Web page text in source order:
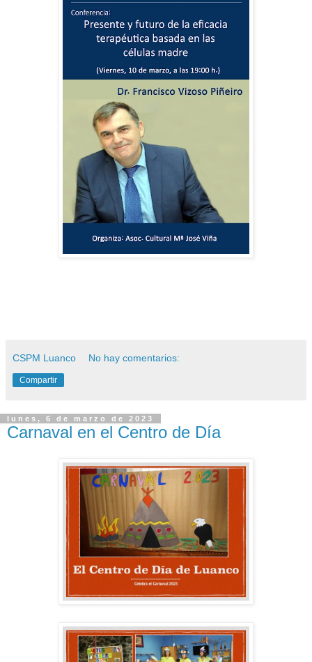
CSPM Luanco No hay comentarios:
Compartir
lunes, 6 de marzo de 2023
Carnaval en el Centro de Día